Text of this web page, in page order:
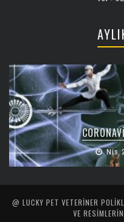
Nis
@ LUCKY PET VETERINER
VE